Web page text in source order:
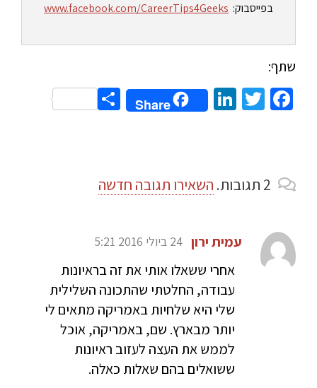
בפייסבוק: www.facebook.com/CareerTips4Geeks
שתף:
Facebook
Twitter
LinkedIn
Share
Share
2 תגובות. השאירו תגובה חדשה
עמית ירון 24 ביולי 2016 5:21
אחרי ששאלו אותי את זה בראיונות
עבודה, החלטתי שהתכונה השלילית
שלי היא שלחיות באמריקה מתאים לי
יותר מבארץ. שם, באמריקה, אוכל
לממש את העצה לעזוב ראיונות
ששואלים בהם שאלות כאלה.